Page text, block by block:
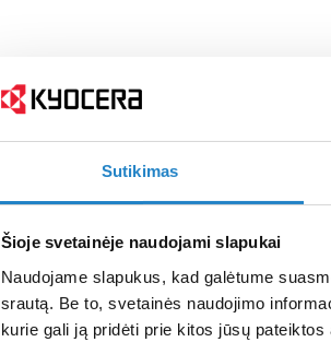
Sutikimas
Šioje svetainėje naudojami slapukai
Naudojame slapukus, kad galėtume
srautą. Be to, svetainės naudojimo
kurie gali ją pridėti prie kitos jūsų